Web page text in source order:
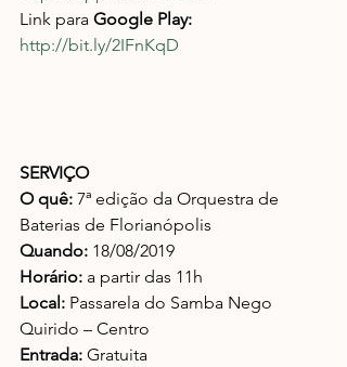
Link para Google Play:
http://bit.ly/2IFnKqD
SERVIÇO
O quê: 7ª edição da Orquestra de
Baterias de Florianópolis
Quando: 18/08/2019
Horário: a partir das 11h
Local: Passarela do Samba Nego
Quirido – Centro
Entrada: Gratuita